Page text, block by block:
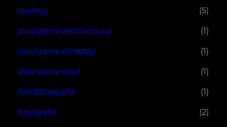
durbuy (5)
duurzame architectuur (1)
duurzame dinsdag (1)
duurzame stad (1)
foodfotografie (1)
fotografie (2)